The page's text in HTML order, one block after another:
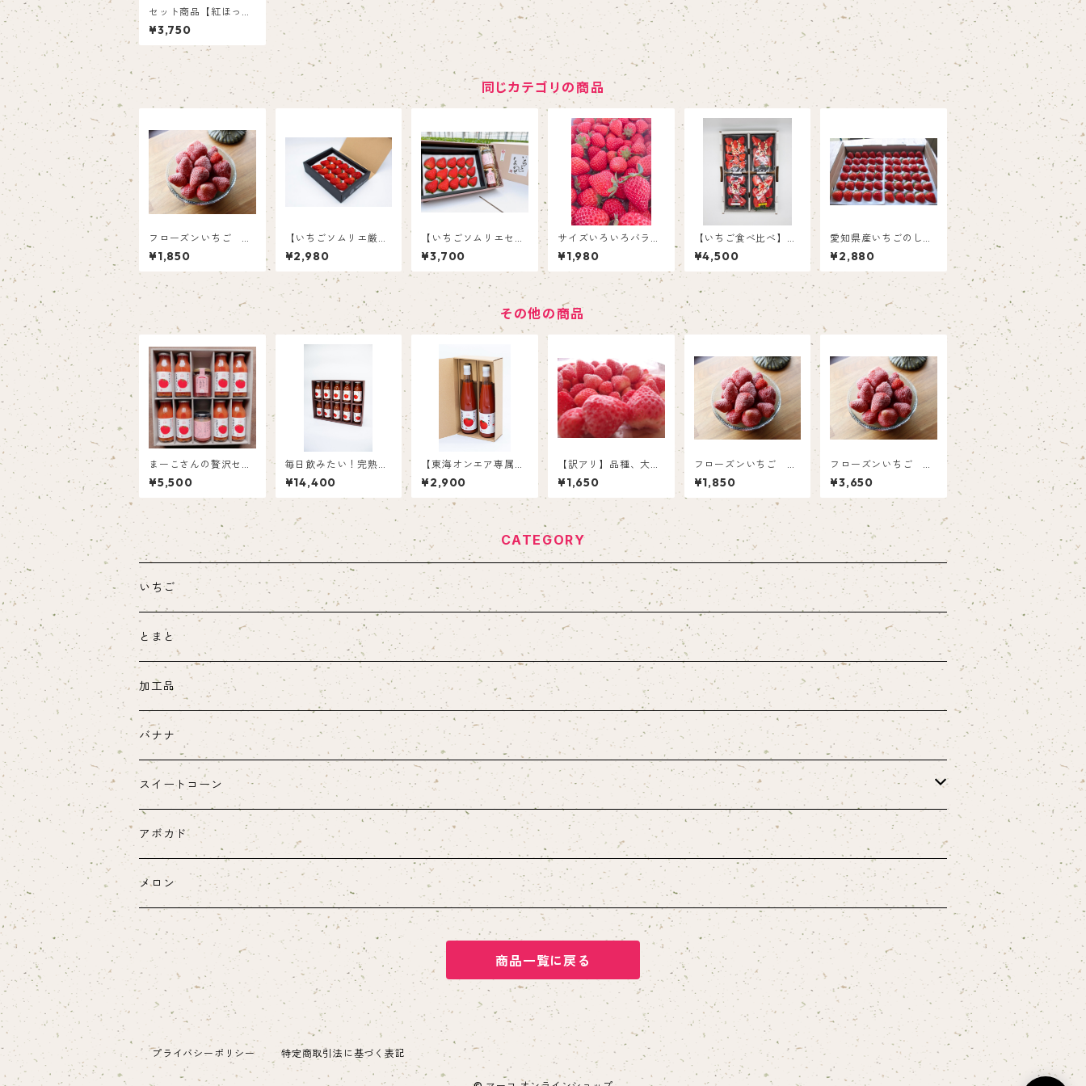
セット商品【紅ほっ
ぺ】フローズンいちご
1㎏、フローズンばな
な500ｇセット
¥3,750
同じカテゴリの商品
フローズンいちご 紅
ほっぺ（1㎏）
¥1,850
【いちごソムリエ厳
選】紅ほっぺ8粒～15
粒（4L以上大粒限定）
¥2,980
【いちごソムリエセレ
クト商品】完熟紅ほっ
ぺ＆農園いちごジャム
＆いちごバターセット
¥3,700
サイズいろいろバラ詰
めいちご（紅ほっぺ）
700ｇ以上
¥1,980
【いちご食べ比べ】す
ずの薫り、おいCベリ
ーなど★レア品種入り
¥4,500
愛知県産いちごのしあ
わせ（紅ほっぺ）40
～60粒
¥2,880
その他の商品
まーこさんの贅沢セッ
ト
¥5,500
毎日飲みたい！完熟濃
厚とまとジュース【18
0ml×30】
¥14,400
【東海オンエア専属料
理長おすすめ】約80個
のミニトマトを凝縮！
極甘・完熟とまとジュ
ース【500ml×2】
¥2,900
【訳アリ】品種、大き
さいろいろなのでお買
い得！フローズンいち
ご（1㎏）
¥1,650
フローズンいちご 紅
ほっぺ（1㎏）
¥1,850
フローズンいちご 紅
ほっぺ（1㎏×2）
¥3,650
CATEGORY
いちご
とまと
加工品
バナナ
スイートコーン
ヤングコーン
アボカド
メロン
商品一覧に戻る
プライバシーポリシー 特定商取引法に基づく表記